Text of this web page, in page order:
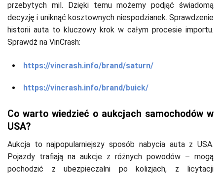
przebytych mil. Dzięki temu możemy podjąć świadomą
decyzję i uniknąć kosztownych niespodzianek. Sprawdzenie
historii auta to kluczowy krok w całym procesie importu.
Sprawdź na VinCrash:
https://vincrash.info/brand/saturn/
https://vincrash.info/brand/buick/
Co warto wiedzieć o aukcjach samochodów w
USA?
Aukcja to najpopularniejszy sposób nabycia auta z USA.
Pojazdy trafiają na aukcje z różnych powodów – mogą
pochodzić z ubezpieczalni po kolizjach, z licytacji